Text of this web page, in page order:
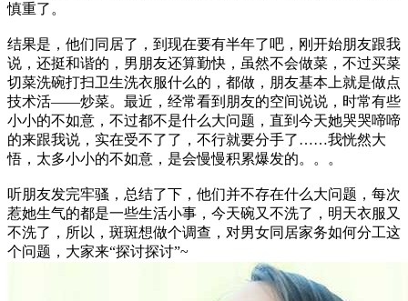
慎重了。
结果是，他们同居了，到现在要有半年了吧，刚开始朋友跟我
说，还挺和谐的，男朋友还算勤快，虽然不会做菜，不过买菜
切菜洗碗打扫卫生洗衣服什么的，都做，朋友基本上就是做点
技术活——炒菜。最近，经常看到朋友的空间说说，时常有些
小小的不如意，不过都不是什么大问题，直到今天她哭哭啼啼
的来跟我说，实在受不了了，不行就要分手了……我恍然大
悟，太多小小的不如意，是会慢慢积累爆发的。。。
听朋友发完牢骚，总结了下，他们并不存在什么大问题，每次
惹她生气的都是一些生活小事，今天碗又不洗了，明天衣服又
不洗了，所以，斑斑想做个调查，对男女同居家务如何分工这
个问题，大家来“探讨探讨”~